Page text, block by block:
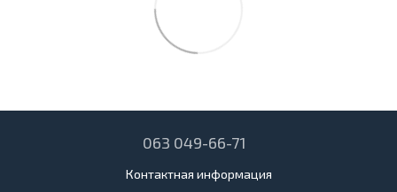
063 049-66-71
Контактная информация